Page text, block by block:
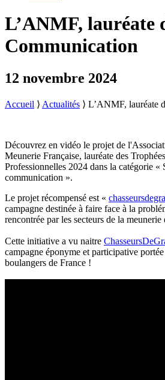
L’ANMF, lauréate
Communication
12 novembre 2024
Accueil ⟩ Actualités ⟩ L’ANMF, lauréate
Découvrez en vidéo le projet de
Meunerie Française, lauréate des
Professionnelles 2024 dans la catégorie «
communication ».
Le projet récompensé est «
campagne destinée à faire face à la
rencontrée par les secteurs de la
Cette initiative a vu naitre
campagne éponyme et participative
boulangers de France !